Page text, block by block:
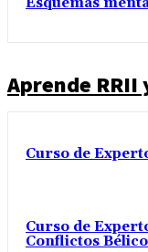
Aprende RRII
Curso de
Curso de
Conflictos